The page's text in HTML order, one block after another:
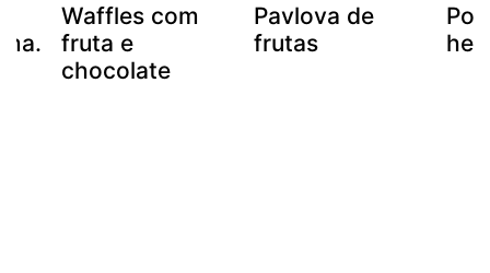
Waffles com
fruta e
chocolate
Pavlova de
frutas